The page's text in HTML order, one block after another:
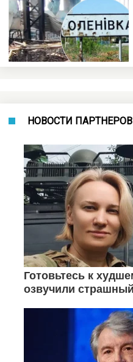
НОВОСТИ ПАРТНЕРОВ